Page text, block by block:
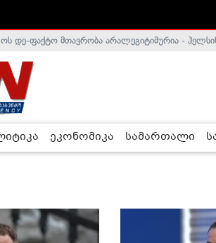
დე-ფაქტო მთავრობა არალეგიტიმურია -
ეკონომიკა სამართალი